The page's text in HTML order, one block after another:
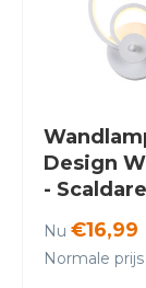
Design
- Scaldare
Nu €16,99
Normale